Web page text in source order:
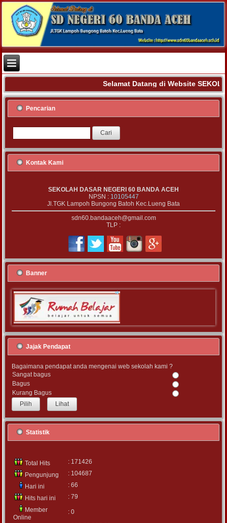
Selamat Datang di Website
Pencarian
Kontak Kami
SEKOLAH DASAR NEGERI 60 BANDA ACEH
NPSN : 10105447
Jl.TGK Lampoh Bungong Batoh Kec.Lueng Bata
sdn60.bandaaceh@gmail.com
TLP :
Banner
Jajak Pendapat
Bagaimana pendapat anda mengenai web sekolah kami ?
Sangat bagus
Bagus
Kurang Bagus
Lihat
Statistik
Total Hits
: 171426
Pengunjung
: 104687
Hari ini
: 66
Hits hari ini
: 79
Member
Online
: 0